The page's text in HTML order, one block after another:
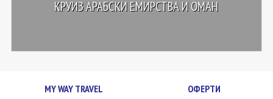
КРУИЗ АРАБСКИ ЕМИРСТВА И ОМАН
MY WAY TRAVEL ОФЕРТИ